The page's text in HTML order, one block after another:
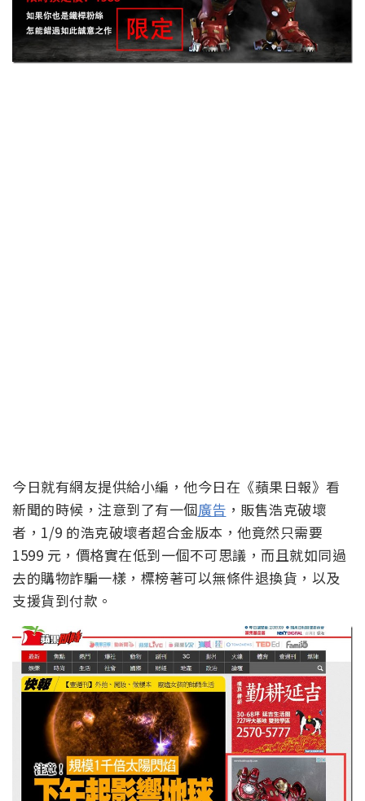
今日就有網友提供給小編，他今日在《蘋果日報》看
新聞的時候，注意到了有一個廣告 ，販售浩克破壞
者，1/9 的浩克破壞者超合金版本，他竟然只需要
1599 元，價格實在低到一個不可思議，而且就如同過
去的購物詐騙一樣，標榜著可以無條件退換貨，以及
支援貨到付款。